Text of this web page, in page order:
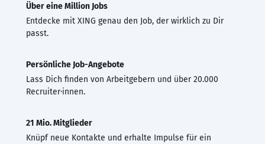
Über eine Million Jobs
Entdecke mit XING genau den Job, der wirklich zu Dir
passt.
Persönliche Job-Angebote
Lass Dich finden von Arbeitgebern und über 20.000
Recruiter·innen.
21 Mio. Mitglieder
Knüpf neue Kontakte und erhalte Impulse für ein